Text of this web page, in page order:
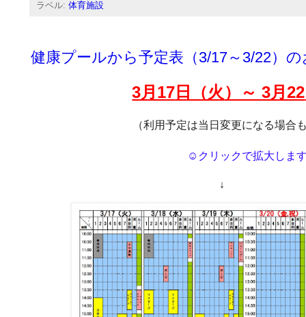
ラベル:体育施設
健康プールから予定表（3/17～3/22）
3月17 日（火）～ 3月22
（利用予定は当日変更になる場合
☺クリックで拡大しま
↓